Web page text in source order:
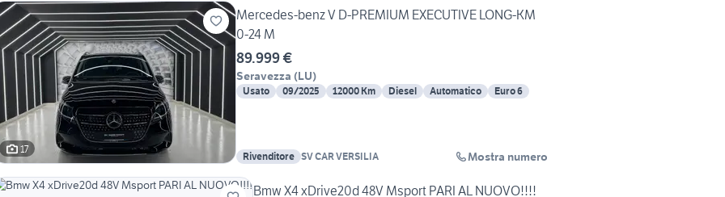
17
Mercedes-benz V D-PREMIUM EXECUTIVE LONG-KM
0-24 M
89.999 €
Seravezza (LU)
Usato 09/2025 12000 Km Diesel Automatico Euro 6
Rivenditore SV CAR VERSILIA Mostra numero
Bmw X4 xDrive20d 48V Msport PARI AL NUOVO!!!!